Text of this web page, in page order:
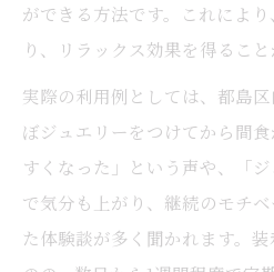
ができる方法です。これによ
り、リラックス効果を得ること
実際の利用例としては、都島
ぼジュエリーをつけてから間
すくなった」という声や、「
で気分も上がり、継続のモチ
た体験談が多く聞かれます。